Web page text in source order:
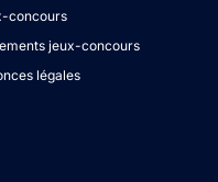
concours
jeux-concours
légales